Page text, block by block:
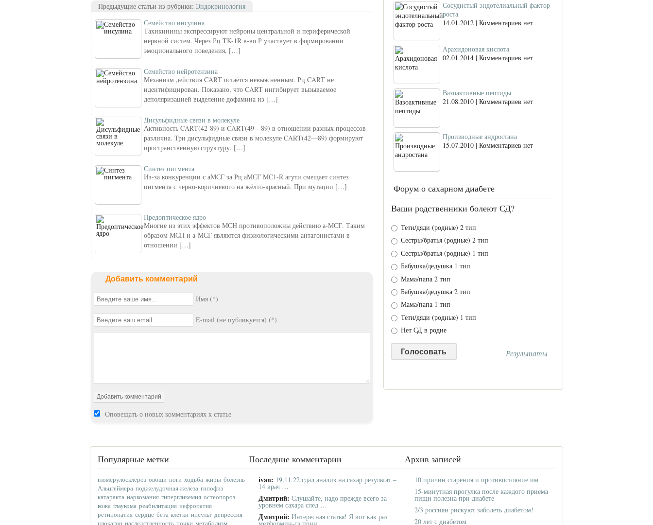
Предыдущие статьи из рубрики: Эндокринология
Семейство инсулина
Тахикинины экспрессируют нейроны центральной и периферической
нервной систем. Через Рц TK-1R в-во Р участвует в формировании
эмоционального поведения, […]
Семейство нейротензина
Механизм действия CART остаётся невыясненным. Рц CART не
идентифицирован. Показано, что CART ингибирует вызываемое
деполяризацией выделение дофамина из […]
Дисульфидные связи в молекуле
Активность CART(42-89) и CART(49—89) в отношении разных процессов
различна. Три дисульфидные связи в молекуле CART(42—89) формируют
пространственную структуру, […]
Синтез пигмента
Из-за конкуренции с аМСГ за Рц аМСГ MC1-R агути смещает синтез
пигмента с черно-коричневого на жёлто-красный. При мутации […]
Предоптическое ядро
Многие из этих эффектов МСН противоположны действию а-МСГ. Таким
образом МСН и а-МСГ являются физиологическими антагонистами в
отношении […]
Добавить комментарий
Имя (*)
E-mail (не публикуется) (*)
Оповещать о новых комментариях к статье
Сосудистый эндотелиальный фактор
роста
14.01.2012 | Комментариев нет
Арахидоновая кислота
02.01.2014 | Комментариев нет
Вазоактивные пептиды
21.08.2010 | Комментариев нет
Производные андростана
15.07.2010 | Комментариев нет
Форум о сахарном диабете
Ваши родственники болеют СД?
Тети/дяди (родные) 2 тип
Сестры/братья (родные) 2 тип
Сестры/братья (родные) 1 тип
Бабушка/дедушка 1 тип
Мама/папа 2 тип
Бабушка/дедушка 2 тип
Мама/папа 1 тип
Тети/дяди (родные) 1 тип
Нет СД в родне
Результаты
Популярные метки
гломерулосклероз овощи ноги ходьба жиры болезнь
Альцгеймера поджелудочная железа гипофиз
катаракта наркомания гипергликемия остеопороз
кожа глаукома реабилитация нефропатия
ретинопатия сердце бета-клетки инсульт депрессия
глюкагон наследственность почки метаболизм
Последние комментарии
ivan: 19.11.22 сдал анализ на сахар результат –
14 врач …
Дмитрий: Слушайте, надо прежде всего за
уровнем сахара след …
Дмитрий: Интересная статья! Я вот как раз
Архив записей
10 причин старения и противостояние им
15-минутная прогулка после каждого приема
пищи полезна при диабете
2/3 россиян рискуют заболеть диабетом!
20 лет с диабетом